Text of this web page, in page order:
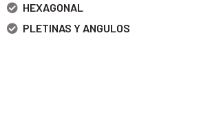
HEXAGONAL
PLETINAS Y ANGULOS